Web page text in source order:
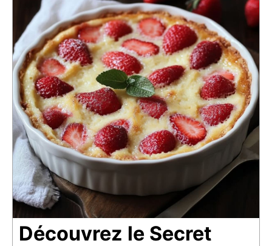
Découvrez le Secret